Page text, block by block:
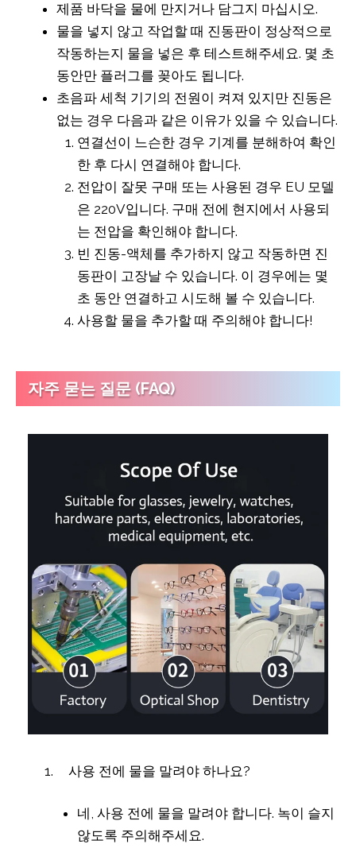
제품 바닥을 물에 만지거나 담그지 마십시오.
물을 넣지 않고 작업할 때 진동판이 정상적으로
작동하는지 물을 넣은 후 테스트해주세요. 몇 초
동안만 플러그를 꽂아도 됩니다.
초음파 세척 기기의 전원이 켜져 있지만 진동은
없는 경우 다음과 같은 이유가 있을 수 있습니다.
연결선이 느슨한 경우 기계를 분해하여 확인
한 후 다시 연결해야 합니다.
전압이 잘못 구매 또는 사용된 경우 EU 모델
은 220V입니다. 구매 전에 현지에서 사용되
는 전압을 확인해야 합니다.
빈 진동-액체를 추가하지 않고 작동하면 진
동판이 고장날 수 있습니다. 이 경우에는 몇
초 동안 연결하고 시도해 볼 수 있습니다.
사용할 물을 추가할 때 주의해야 합니다!
자주 묻는 질문 (FAQ)
사용 전에 물을 말려야 하나요?
네, 사용 전에 물을 말려야 합니다. 녹이 슬지
않도록 주의해주세요.